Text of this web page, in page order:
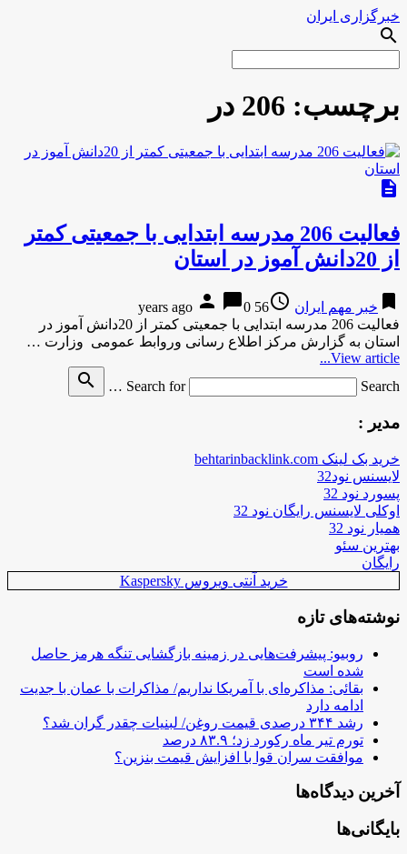
خبرگزاری ایران
search
برچسب: 206 در
description
فعالیت 206 مدرسه ابتدایی با جمعیتی کمتر
از 20دانش آموز در استان
bookmark خبر مهم ایران access_time
56 years ago
person chat_bubble0
فعالیت 206 مدرسه ابتدایی با جمعیتی کمتر از 20دانش آموز در
استان به گزارش مرکز اطلاع رسانی وروابط عمومی وزارت …
View article...
Search for
Search …
search
مدیر :
خرید بک لینک behtarinbacklink.com
لایسنس نود32
پسورد نود 32
اوکلی لایسنس رایگان نود 32
همیار نود 32
بهترین سئو
رایگان
خرید آنتی ویروس Kaspersky
نوشته‌های تازه
روبیو: پیشرفت‌هایی در زمینه بازگشایی تنگه هرمز حاصل
شده است
بقائی: مذاکره‌ای با آمریکا نداریم/ مذاکرات با عمان با جدیت
ادامه دارد
رشد ۳۴۴ درصدی قیمت روغن/ لبنیات چقدر گران شد؟
تورم تیر ماه رکورد زد؛ ۸۳.۹ درصد
موافقت سران قوا با افزایش قیمت بنزین؟
آخرین دیدگاه‌ها
بایگانی‌ها